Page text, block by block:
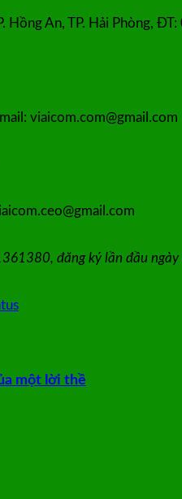
Hồng An, TP. Hải Phòng,
viaicom.com@gmail.com
đăng ký lần đầu
một lời thề